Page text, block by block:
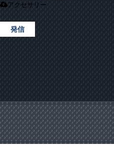
アクセサリー
発信